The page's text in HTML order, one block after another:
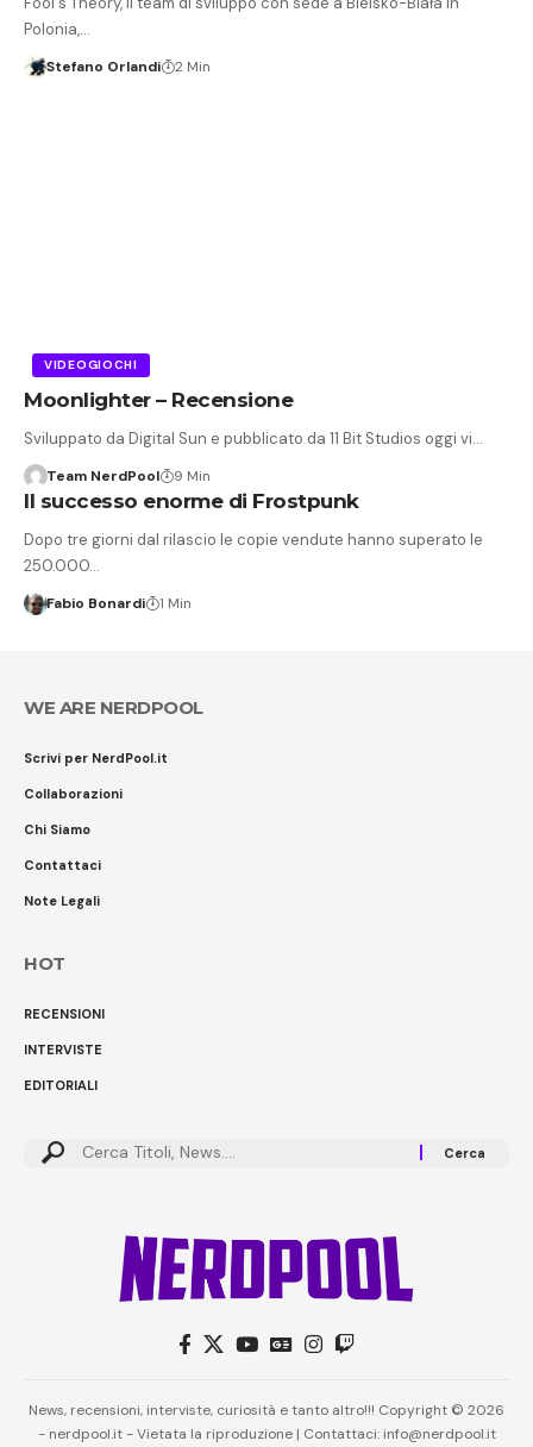
Polonia,…
Stefano Orlandi 2 Min
VIDEOGIOCHI
Moonlighter – Recensione
Sviluppato da Digital Sun e pubblicato da 11 Bit Studios oggi vi…
Team NerdPool 9 Min
Il successo enorme di Frostpunk
Dopo tre giorni dal rilascio le copie vendute hanno superato le
250.000…
Fabio Bonardi 1 Min
WE ARE NERDPOOL
Scrivi per NerdPool.it
Collaborazioni
Chi Siamo
Contattaci
Note Legali
HOT
RECENSIONI
INTERVISTE
EDITORIALI
Cerca:
News, recensioni, interviste, curiosità e tanto altro!!! Copyright © 2026
- nerdpool.it - Vietata la riproduzione | Contattaci: info@nerdpool.it